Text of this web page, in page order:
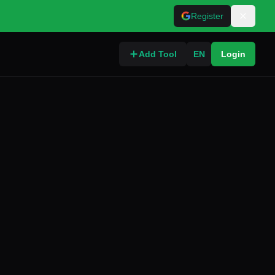
Register
Add Tool EN Login